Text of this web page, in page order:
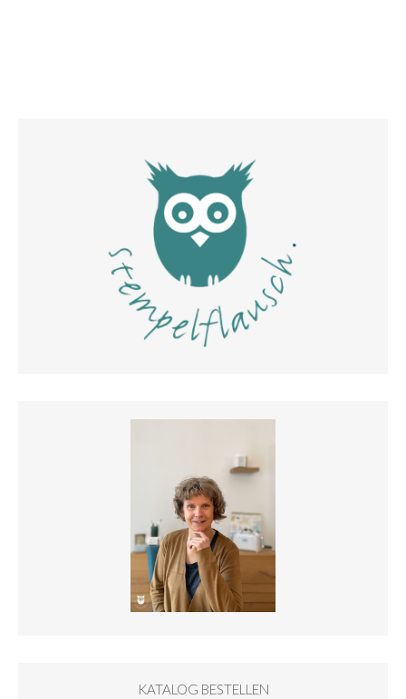
KATALOG BESTELLEN